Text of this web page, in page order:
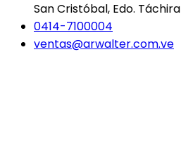
San Cristóbal, Edo. Táchira
0414-7100004
ventas@arwalter.com.ve